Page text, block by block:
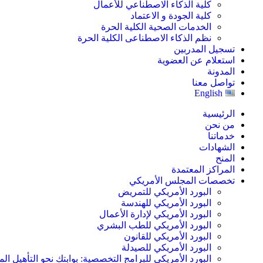
كلية الذكاء الاصطناعي للأعمال
كلية الجودة و الاعتماد
الخدمات الصحية الكلية الحرة
نظم الذكاء الاصطناعى الكلية الحرة
تسجيل المدربين
استعلام عن العضوية
المدونة
تواصل معنا
English
الرئيسية
من نحن
خدماتنا
الشهادات
المنح
المراكز المعتمدة
تخصصات المجلس الأمريكي
البورد الأمريكي للتمريض
البورد الأمريكي للهندسة
البورد الأمريكي لإدارة الأعمال
البورد الأمريكي للطب البشري
البورد الأمريكي للقانون
البورد الأمريكي للصيدلة
البورد الأمريكي للبرامج التخصصية: بوابتك نحو التأهيل